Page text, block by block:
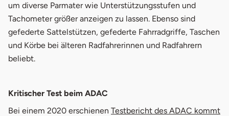
um diverse Parmater wie Unterstützungsstufen und
Tachometer größer anzeigen zu lassen. Ebenso sind
gefederte Sattelstützen, gefederte Fahrradgriffe, Taschen
und Körbe bei älteren Radfahrerinnen und Radfahrern
beliebt.
Kritischer Test beim ADAC
Bei einem 2020 erschienen Testbericht des ADAC kommt